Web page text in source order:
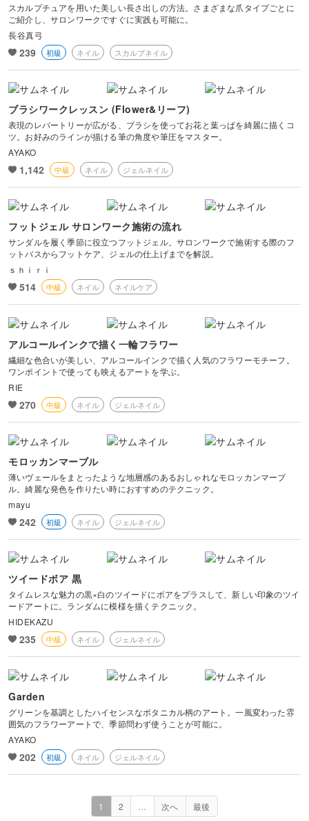
スカルプチュアを用いた美しい長さ出しの方法。さまざまな爪タイプごとに
ご紹介し、サロンワークですぐに実践も可能に。
長谷真弓
239 初級 ネイル スカルプネイル
ブラシワークレッスン (Flower&リーフ)
表現のレパートリーが広がる、ブラシを使ってお花と葉っぱを綺麗に描くコ
ツ。お好みのラインが描ける筆の角度や筆圧をマスター。
AYAKO
1,142 中級 ネイル ジェルネイル
フットジェル サロンワーク施術の流れ
サンダルを履く季節に役立つフットジェル。サロンワークで施術する際のフ
ットバスからフットケア、ジェルの仕上げまでを解説。
ｓｈｉｒｉ
514 中級 ネイル ネイルケア
アルコールインクで描く一輪フラワー
繊細な色合いが美しい、アルコールインクで描く人気のフラワーモチーフ。
ワンポイントで使っても映えるアートを学ぶ。
RIE
270 中級 ネイル ジェルネイル
モロッカンマーブル
薄いヴェールをまとったような地層感のあるおしゃれなモロッカンマーブ
ル。綺麗な発色を作りたい時におすすめのテクニック。
mayu
242 初級 ネイル ジェルネイル
ツイードボア 黒
タイムレスな魅力の黒×白のツイードにボアをプラスして、新しい印象のツイ
ードアートに。ランダムに模様を描くテクニック。
HIDEKAZU
235 中級 ネイル ジェルネイル
Garden
グリーンを基調としたハイセンスなボタニカル柄のアート。一風変わった雰
囲気のフラワーアートで、季節問わず使うことが可能に。
AYAKO
202 初級 ネイル ジェルネイル
1 2 次へ 最後